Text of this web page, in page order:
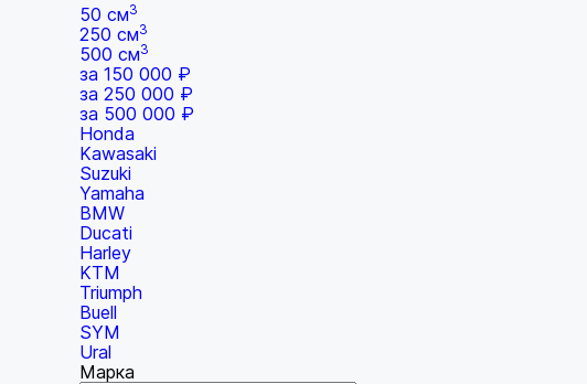
50 см3
250 см3
500 см3
за 150 000 ₽
за 250 000 ₽
за 500 000 ₽
Honda
Kawasaki
Suzuki
Yamaha
BMW
Ducati
Harley
KTM
Triumph
Buell
SYM
Ural
Марка